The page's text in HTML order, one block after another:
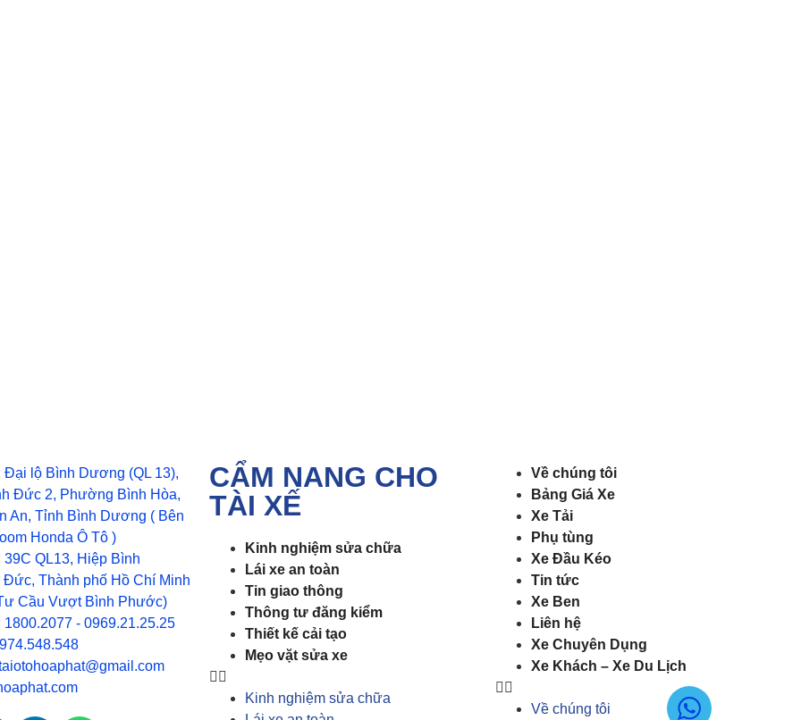
Đại lộ Bình Dương (QL 13),
Đức 2, Phường Bình Hòa,
An, Tỉnh Bình Dương ( Bên
Honda Ô Tô )
QL13, Hiệp Bình
Thành phố Hồ Chí Minh
Cầu Vượt Bình Phước)
1800.2077 - 0969.21.25.25
CẨM NANG CHO
TÀI XẾ
Kinh nghiệm sửa chữa
Lái xe an toàn
Tin giao thông
Thông tư đăng kiểm
Thiết kế cải tạo
Mẹo vặt sửa xe
Kinh nghiệm sửa chữa
Về chúng tôi
Bảng Giá Xe
Xe Tải
Phụ tùng
Xe Đầu Kéo
Tin tức
Xe Ben
Liên hệ
Xe Chuyên Dụng
Xe Khách – Xe Du Lịch
Về chúng tôi